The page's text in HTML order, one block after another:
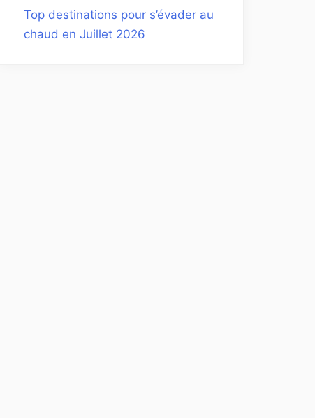
Top destinations pour s’évader au
chaud en Juillet 2026